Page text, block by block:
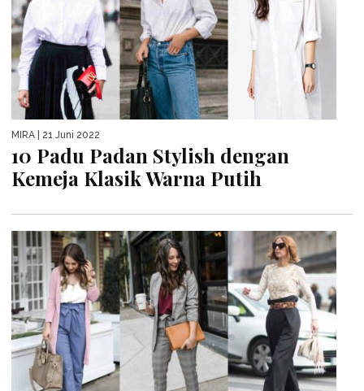
MIRA | 21 Juni 2022
10 Padu Padan Stylish dengan
Kemeja Klasik Warna Putih